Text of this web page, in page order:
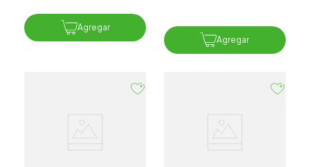
Agregar
Agregar